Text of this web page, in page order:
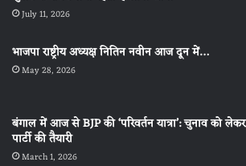
July 11, 2026
भाजपा राष्ट्रीय अध्यक्ष नितिन नवीन आज दून में…
May 28, 2026
बंगाल में आज से BJP की ‘परिवर्तन यात्रा’: चुनाव को लेकर
पार्टी की तैयारी
March 1, 2026